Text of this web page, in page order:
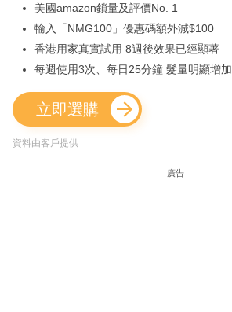
美國amazon鎖量及評價No. 1
輸入「NMG100」優惠碼額外減$100
香港用家真實試用 8週後效果已經顯著
每週使用3次、每日25分鐘 髮量明顯增加
立即選購
資料由客戶提供
廣告